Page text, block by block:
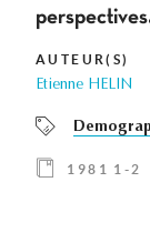
AUTEUR(S)
Etienne HELIN
1981 1-2